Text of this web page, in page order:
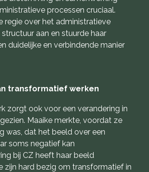
processen cruciaal.
regie over het administratieve
aan en stuurde haar
duidelijke en verbindende manier
transformatief werken
zorgt ook voor een verandering in
Maaike merkte, voordat ze
was, dat het beeld over een
soms negatief kan
bij CZ heeft haar beeld
zijn hard bezig om transformatief in